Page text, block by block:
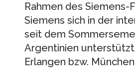
Rahmen des Siemens-
Siemens sich in der
seit dem
Argentinien
Erlangen bzw.